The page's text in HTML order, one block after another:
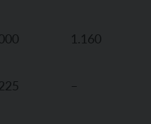
1.160
–